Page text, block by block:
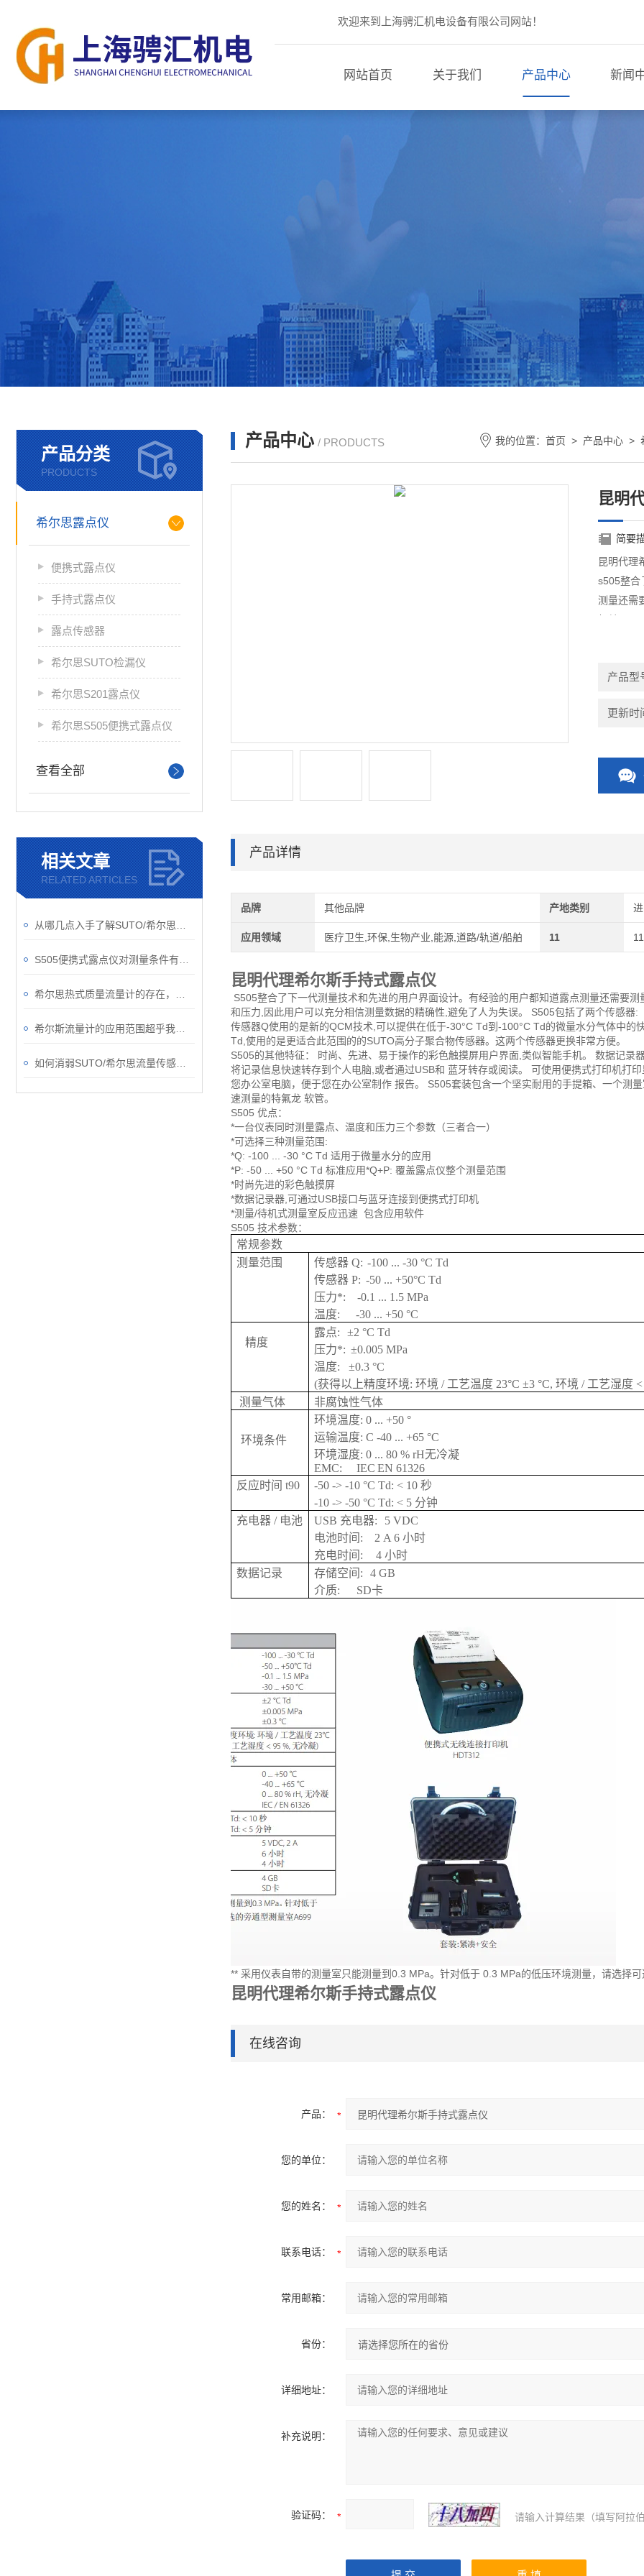
欢迎来到上海骋汇机电设备有限公司网站！
网站首页 关于我们 产品中心 新闻
产品分类
PRODUCTS
希尔思露点仪
便携式露点仪
手持式露点仪
露点传感器
希尔思SUTO检漏仪
希尔思S201露点仪
希尔思S505便携式露点仪
查看全部
相关文章
RELATED ARTICLES
产品中心 / PRODUCTS 我的位置： 首页 > 产品中心 >
昆明
简要
昆明代理
s505整合
测量还需
产品型
更新时
产品详情
品牌 其他品牌 产地类别
应用领域 医疗卫生,环保,生物产业,能源,道路/轨道/船舶 11 11
昆明代理希尔斯手持式露点仪
S505整合了下一代测量技术和先进的用户界面设计。有经验的用户都知道露点测量还需要
和压力,因此用户可以充分相信测量数据的精确性,避免了人为失误。 S505包括了两个传感器:
传感器Q使用的是新的QCM技术,可以提供在低于-30°C Td到-100°C Td的微量水分气体中的
Td,使用的是更适合此范围的的SUTO高分子聚合物传感器。这两个传感器更换非常方便。
S505的其他特征： 时尚、先进、易于操作的彩色触摸屏用户界面,类似智能手机。 数据记录
将记录信息快速转存到个人电脑,或者通过USB和 蓝牙转存或阅读。 可使用便携式打印机打
您办公室电脑，便于您在办公室制作 报告。 S505套装包含一个坚实耐用的手提箱、一个测
速测量的特氟龙 软管。
S505 优点：
*一台仪表同时测量露点、温度和压力三个参数（三者合一）
*可选择三种测量范围:
*Q: -100 ... -30 °C Td 适用于微量水分的应用
*P: -50 ... +50 °C Td 标准应用*Q+P: 覆盖露点仪整个测量范围
*时尚先进的彩色触摸屏
*数据记录器,可通过USB接口与蓝牙连接到便携式打印机
*测量/待机式测量室反应迅速 包含应用软件
S505 技术参数：
常规参数
测量范围
传感器 Q: -100 ... -30 °C Td
传感器 P: -50 ... +50°C Td
压力*:
-0.1 ... 1.5 MPa
温度:
-30 ... +50 °C
精度
露点:
±2 °C Td
压力*: ±0.005 MPa
温度: ±0.3 °C
(获得以上精度环境: 环境 / 工艺温度 23°C ±3 °C, 环境 / 工艺湿度
测量气体
非腐蚀性气体
环境条件
环境温度: 0 ... +50 °
运输温度: C -40 ... +65 °C
环境湿度: 0 ... 80 % rH无冷凝
EMC:
IEC EN 61326
反应时间 t90
-50 -> -10 °C Td: < 10 秒
-10 -> -50 °C Td: < 5 分钟
充电器 / 电池
USB 充电器:
5 VDC
电池时间:
2 A 6 小时
充电时间:
4 小时
数据记录
存储空间:
4 GB
介质:
SD卡
** 采用仪表自带的测量室只能测量到0.3 MPa。针对低于 0.3 MPa的低压环境测量，请选择可
昆明代理希尔斯手持式露点仪
在线咨询
产品：
您的单位：
您的姓名：
联系电话：
常用邮箱：
省份：
详细地址：
补充说明：
验证码： 请输入计算结果（填写阿拉